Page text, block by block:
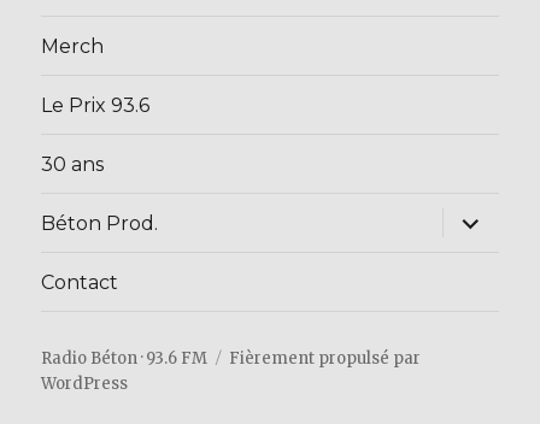
Merch
Le Prix 93.6
30 ans
Béton Prod.
ouvrir
Contact
Radio Béton · 93.6 FM
Fièrement propulsé par
WordPress